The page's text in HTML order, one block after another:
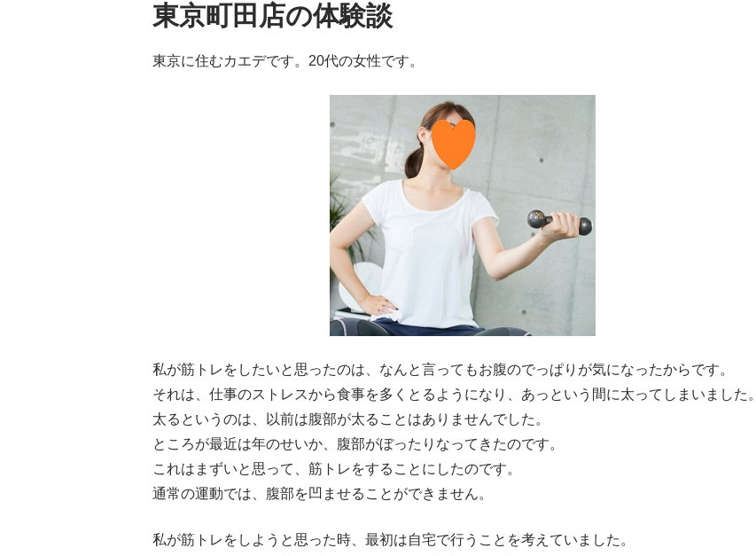
東京町田店の体験談
東京に住むカエデです。20代の女性です。
私が筋トレをしたいと思ったのは、なんと言ってもお腹のでっぱりが気になったからです。
それは、仕事のストレスから食事を多くとるようになり、あっという間に太ってしまいました。
太るというのは、以前は腹部が太ることはありませんでした。
ところが最近は年のせいか、腹部がぼったりなってきたのです。
これはまずいと思って、筋トレをすることにしたのです。
通常の運動では、腹部を凹ませることができません。
私が筋トレをしようと思った時、最初は自宅で行うことを考えていました。